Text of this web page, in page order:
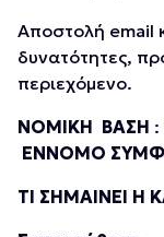
Αποστολή email
δυνατότητες,
περιεχόμενο.
ΝΟΜΙΚΗ ΒΑΣΗ :
ΕΝΝΟΜΟ
ΤΙ ΣΗΜΑΙΝΕΙ Η